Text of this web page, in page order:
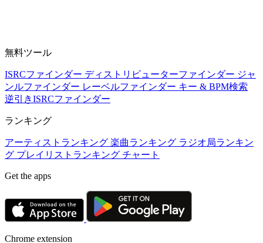
無料ツール
ISRCファインダー ディストリビューターファインダー ジャ
ンルファインダー レーベルファインダー キー & BPM検索
逆引きISRCファインダー
ランキング
アーティストランキング 楽曲ランキング ラジオ局ランキン
グ プレイリストランキング チャート
Get the apps
Chrome extension